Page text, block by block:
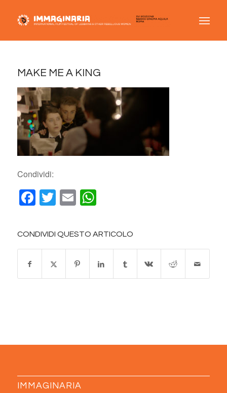
MAKE ME A KING
Condividi:
Facebook
Twitter
EmailWhatsApp
CONDIVIDI QUESTO ARTICOLO
IMMAGINARIA